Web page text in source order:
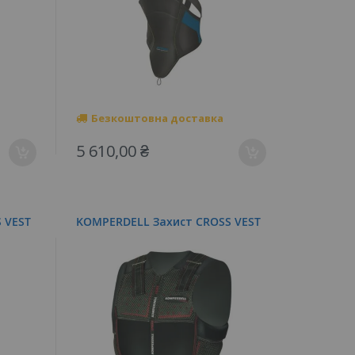
Безкоштовна доставка
5 610,00 ₴
KOMPERDELL Захист CROSS VEST